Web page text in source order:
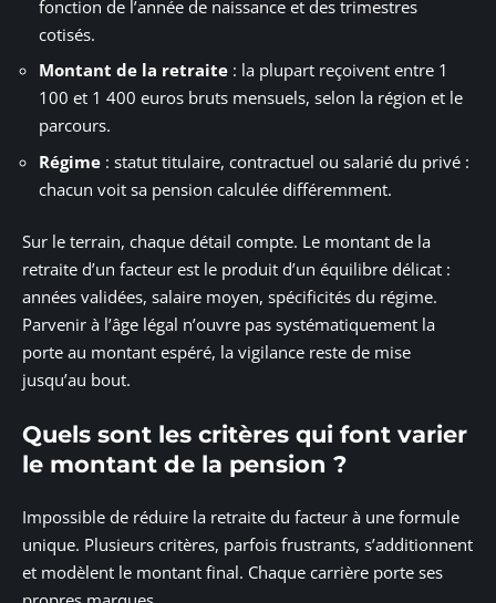
fonction de l’année de naissance et des trimestres
cotisés.
Montant de la retraite : la plupart reçoivent entre 1
100 et 1 400 euros bruts mensuels, selon la région et le
parcours.
Régime : statut titulaire, contractuel ou salarié du privé :
chacun voit sa pension calculée différemment.
Sur le terrain, chaque détail compte. Le montant de la
retraite d’un facteur est le produit d’un équilibre délicat :
années validées, salaire moyen, spécificités du régime.
Parvenir à l’âge légal n’ouvre pas systématiquement la
porte au montant espéré, la vigilance reste de mise
jusqu’au bout.
Quels sont les critères qui font varier
le montant de la pension ?
Impossible de réduire la retraite du facteur à une formule
unique. Plusieurs critères, parfois frustrants, s’additionnent
et modèlent le montant final. Chaque carrière porte ses